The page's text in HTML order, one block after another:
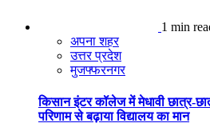
1 min
अपना शहर
उत्तर प्रदेश
मुजफ्फरनगर
किसान इंटर कॉलेज में मेधावी छात्र-
परिणाम से बढ़ाया विद्यालय का मान